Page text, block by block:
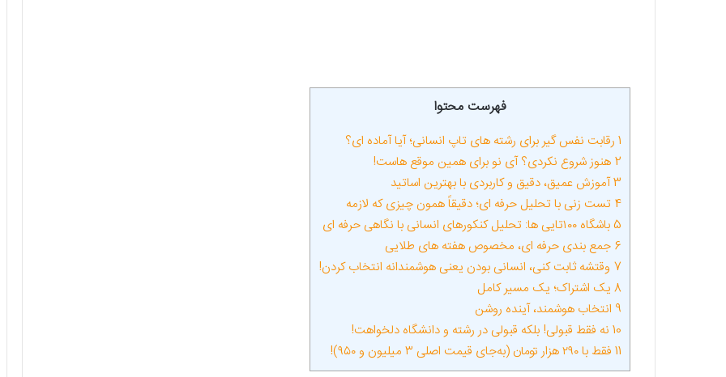
فهرست محتوا
1 رقابت نفس گیر برای رشته های تاپ انسانی؛ آیا آماده ای؟
2 هنوز شروع نکردی؟ آی نو برای همین موقع هاست!
3آموزش عمیق، دقیق و کاربردی با بهترین اساتید
4 تست زنی با تحلیل حرفه ای؛ دقیقاً همون چیزی که لازمه
5باشگاه ۱۰۰تایی ها: تحلیل کنکورهای انسانی با نگاهی حرفه ای
6 جمع بندی حرفه ای، مخصوص هفته های طلایی
7 وقتشه ثابت کنی، انسانی بودن یعنی هوشمندانه انتخاب کردن!
8 یک اشتراک؛ یک مسیر کامل
9 انتخاب هوشمند، آینده روشن
10 نه فقط قبولی! بلکه قبولی در رشته و دانشگاه دلخواهت!
11 فقط با ۲۹۰ هزار تومان (به‌جای قیمت اصلی ۳ میلیون و ۹۵۰)!